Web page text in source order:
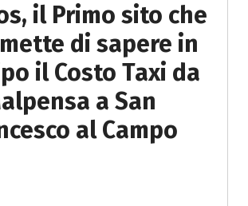
il Primo sito che
di sapere in
il Costo Taxi da
a San
al Campo